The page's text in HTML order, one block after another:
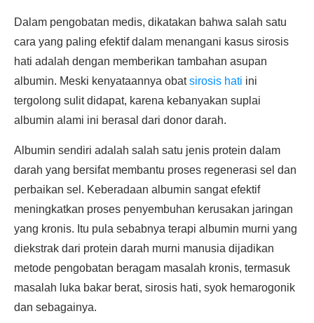
Dalam pengobatan medis, dikatakan bahwa salah satu
cara yang paling efektif dalam menangani kasus sirosis
hati adalah dengan memberikan tambahan asupan
albumin. Meski kenyataannya obatsirosis hati ini
tergolong sulit didapat, karena kebanyakan suplai
albumin alami ini berasal dari donor darah.
Albumin sendiri adalah salah satu jenis protein dalam
darah yang bersifat membantu proses regenerasi sel dan
perbaikan sel. Keberadaan albumin sangat efektif
meningkatkan proses penyembuhan kerusakan jaringan
yang kronis. Itu pula sebabnya terapi albumin murni yang
diekstrak dari protein darah murni manusia dijadikan
metode pengobatan beragam masalah kronis, termasuk
masalah luka bakar berat, sirosis hati, syok hemarogonik
dan sebagainya.